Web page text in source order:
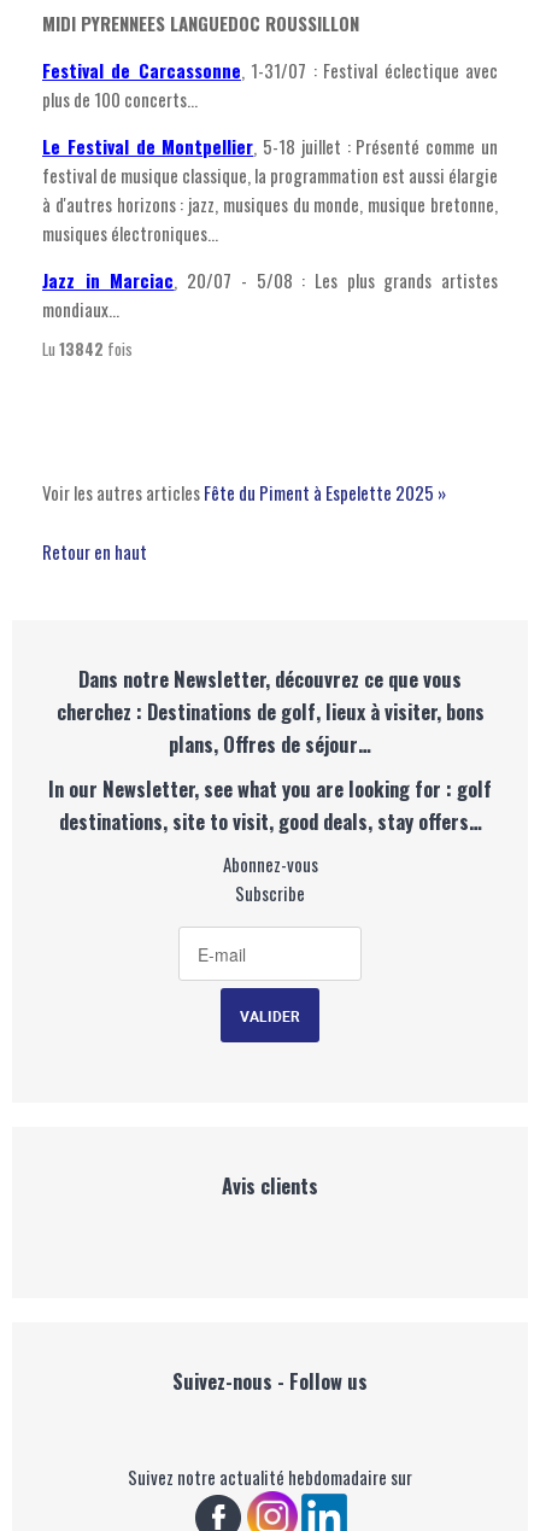
MIDI PYRENNEES LANGUEDOC ROUSSILLON
Festival de Carcassonne, 1-31/07 : Festival éclectique avec
plus de 100 concerts...
Le Festival de Montpellier, 5-18 juillet : Présenté comme un
festival de musique classique, la programmation est aussi élargie
à d'autres horizons : jazz, musiques du monde, musique bretonne,
musiques électroniques...
Jazz in Marciac, 20/07 - 5/08 : Les plus grands artistes
mondiaux...
Lu 13842 fois
Voir les autres articlesFête du Piment à Espelette 2025 »
Retour en haut
Dans notre Newsletter, découvrez ce que vous
cherchez : Destinations de golf, lieux à visiter, bons
plans, Offres de séjour…
In our Newsletter, see what you are looking for : golf
destinations, site to visit, good deals, stay offers…
Abonnez-vous
Subscribe
Avis clients
Suivez-nous - Follow us
Suivez notre actualité hebdomadaire sur